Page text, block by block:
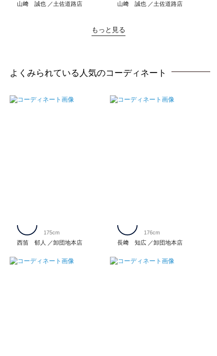
山﨑 誠也 土佐道路店 山﨑 誠也 土佐道路店
もっと見る
よくみられている人気のコーディネート
西笛 郁人 卸団地本店
175cm
長﨑 知広 卸団地本店
176cm